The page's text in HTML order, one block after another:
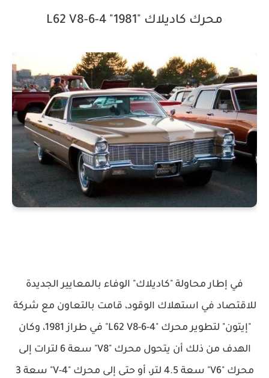
محرك كاديلاك "L62 V8-6-4 "1981
في إطار محاولة "كاديلاك" الوفاء بالمعايير الجديدة
للاقتصاد في استهلاك الوقود، قامت بالتعاون مع شركة
"إيتون" لتطوير محرك "L62 V8-6-4" في طراز 1981، وكان
الهدف من ذلك أن يتحول محرك "V8" سعة 6 لترات إلى
محرك "V6" سعة 4.5 لتر، أو حتى إلى محرك "V-4" سعة 3